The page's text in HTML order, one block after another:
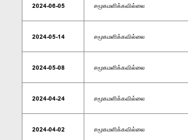
2024-06-05 சமூகமளிக்கவில்லை
2024-05-14 சமூகமளிக்கவில்லை
2024-05-08 சமூகமளிக்கவில்லை
2024-04-24 சமூகமளிக்கவில்லை
2024-04-02 சமூகமளிக்கவில்லை